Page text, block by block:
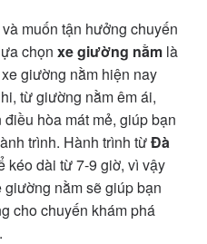
muốn tận hưởng chuyến
chọn xe giường nằm là
giường nằm hiện nay
từ giường nằm êm ái,
hòa mát mẻ, giúp bạn
trình. Hành trình từĐà
kéo dài từ 7-9 giờ, vì vậy
nằm sẽ giúp bạn
cho chuyến khám phá